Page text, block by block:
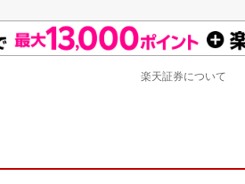
楽天証券について